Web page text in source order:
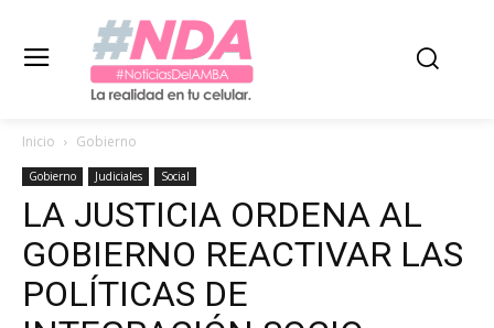
Inicio Gobierno
Gobierno Judiciales Social
LA JUSTICIA ORDENA AL
GOBIERNO REACTIVAR LAS
POLÍTICAS DE